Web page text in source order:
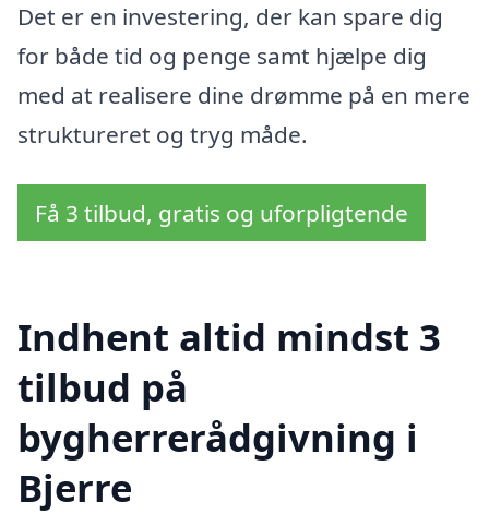
Det er en investering, der kan spare dig
for både tid og penge samt hjælpe dig
med at realisere dine drømme på en mere
struktureret og tryg måde.
Få 3 tilbud, gratis og uforpligtende
Indhent altid mindst 3
tilbud på
bygherrerådgivning i
Bjerre